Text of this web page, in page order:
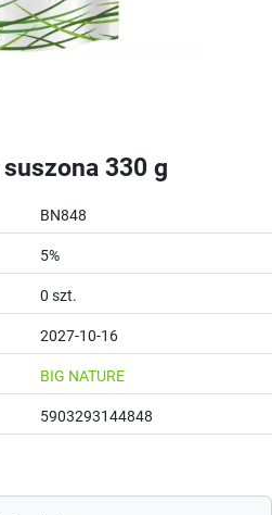
330 g
BN848
5%
0 szt.
2027-10-16
BIG NATURE
5903293144848